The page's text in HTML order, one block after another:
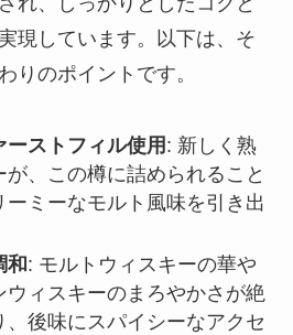
現しています。以下は、そ
りのポイントです。
ストフィル使用 : 新しく熟
が、この樽に詰められること
ーミーなモルト風味を引き出
和 : モルトウィスキーの華や
ウィスキーのまろやかさが絶
後味にスパイシーなアクセ